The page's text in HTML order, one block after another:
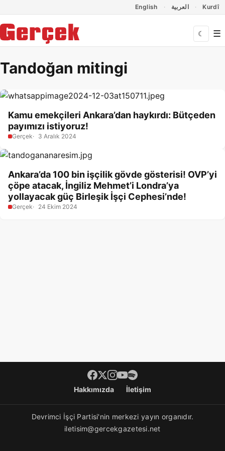
English العربية Kurdî
☾ ☰
Tandoğan mitingi
Kamu emekçileri Ankara’dan haykırdı: Bütçeden
payımızı istiyoruz!
Gerçek 3 Aralık 2024
Ankara’da 100 bin işçilik gövde gösterisi! OVP’yi
çöpe atacak, İngiliz Mehmet’i Londra’ya
yollayacak güç Birleşik İşçi Cephesi’nde!
Gerçek 24 Ekim 2024
Footer menüHakkımızda İletişim
Devrimci İşçi Partisi'nin merkezi yayın organıdır.
iletisim@gercekgazetesi.net